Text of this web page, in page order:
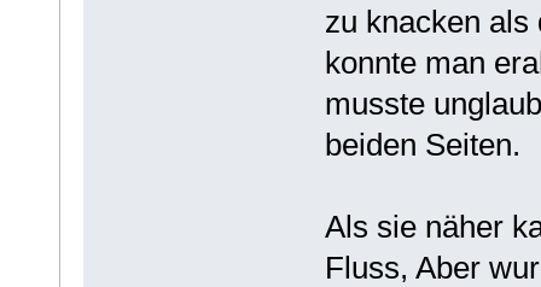
zu knacken als
konnte man
musste
beiden Seiten.
Als sie näher
Fluss, Aber